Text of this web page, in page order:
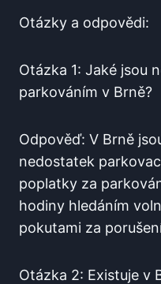
Otázky a odpovědi:
Otázka 1: Jaké jsou
parkováním v Brně?
Odpověď:‍ V⁢ Brně
nedostatek
poplatky ⁤za
hodiny ⁣hledáním
pokutami‌ za​
Otázka 2: Existuje v